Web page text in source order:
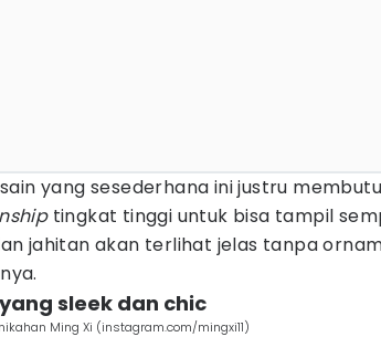
yang sesederhana ini justru
tingkat tinggi untuk bisa tampil
jahitan akan terlihat jelas tanpa
sleek dan chic
Ming Xi (instagram.com/mingxi11)